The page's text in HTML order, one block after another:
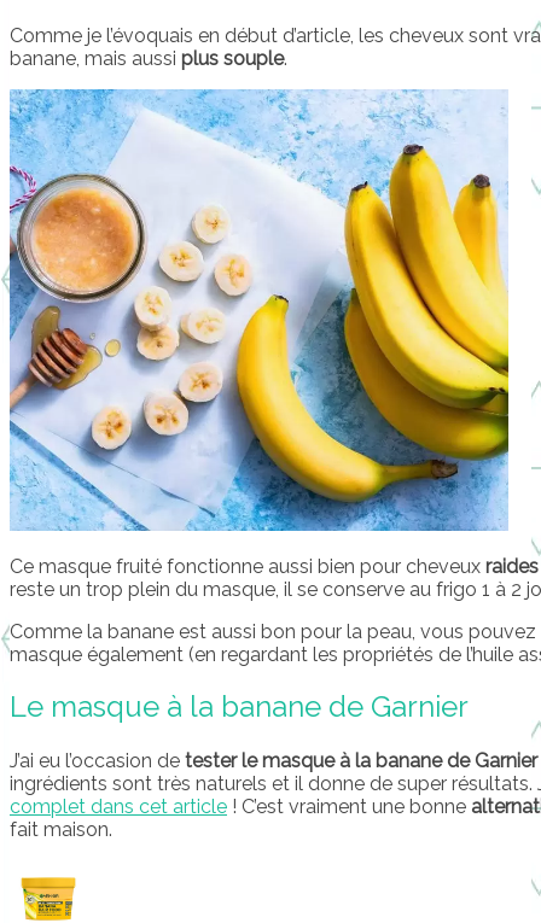
Comme je l’évoquais en début d’article, les cheveux sont
banane, mais aussi plus souple.
Ce masque fruité fonctionne aussi bien pour cheveux
reste un trop plein du masque, il se conserve au frigo 1 à 2
Comme la banane est aussi bon pour la peau, vous
masque également (en regardant les propriétés de l’huile
Le masque à la banane de Garnier
J’ai eu l’occasion de tester le masque à la banane de Garnier
ingrédients sont très naturels et il donne de super
complet dans cet article ! C’est vraiment une bonne
fait maison.